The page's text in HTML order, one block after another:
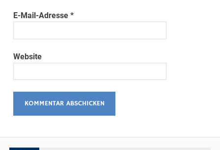
E-Mail-Adresse*
Website